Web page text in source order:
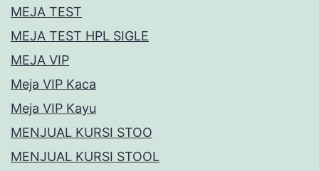
MEJA TEST
MEJA TEST HPL SIGLE
MEJA VIP
Meja VIP Kaca
Meja VIP Kayu
MENJUAL KURSI STOO
MENJUAL KURSI STOOL